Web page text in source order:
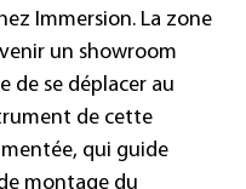
Immersion. La zone
un showroom
de se déplacer au
de cette
qui guide
montage du